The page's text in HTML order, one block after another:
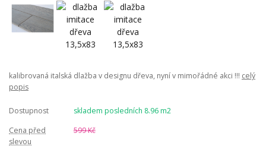
kalibrovaná italská dlažba v designu dřeva, nyní v mimořádné akci !!! celý
popis
Dostupnost
skladem posledních 8.96 m2
Cena před
slevou
599 Kč